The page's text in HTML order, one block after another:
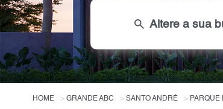
search Altere a sua
HOME GRANDE ABC SANTO ANDRÉ PARQUE